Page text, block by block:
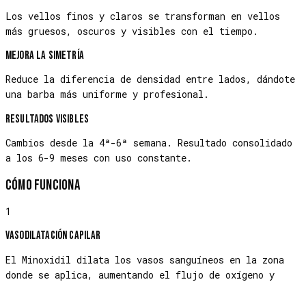
Los vellos finos y claros se transforman en vellos
más gruesos, oscuros y visibles con el tiempo.
Mejora la simetría
Reduce la diferencia de densidad entre lados, dándote
una barba más uniforme y profesional.
Resultados visibles
Cambios desde la 4ª-6ª semana. Resultado consolidado
a los 6-9 meses con uso constante.
Cómo funciona
1
Vasodilatación capilar
El Minoxidil dilata los vasos sanguíneos en la zona
donde se aplica, aumentando el flujo de oxígeno y